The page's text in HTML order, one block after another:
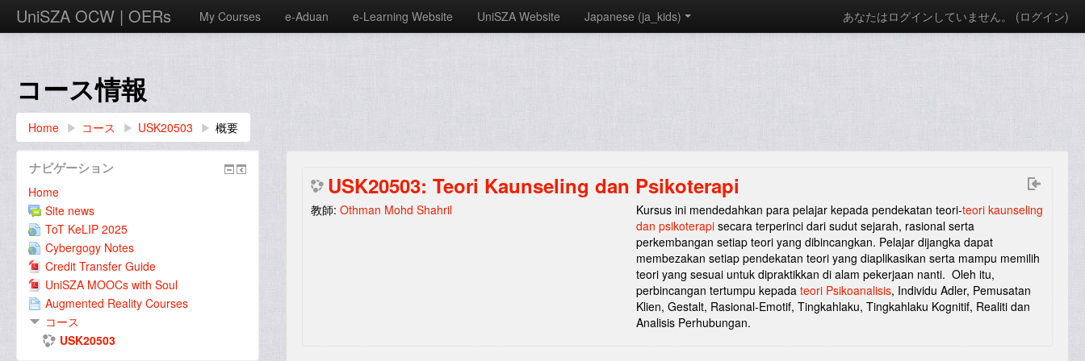
UniSZA OCW | OERs あなたはログインしていません。 (ログイン)
My Courses e-Aduan e-Learning Website UniSZA Website Japanese ‎(ja_kids)‎
コース情報
Home ▶︎ コース ▶︎ USK20503 ▶︎ 概要
USK20503: Teori Kaunseling dan Psikoterapi
Kursus ini mendedahkan para pelajar kepada pendekatan teori-teori kaunseling
dan psikoterapi secara terperinci dari sudut sejarah, rasional serta
perkembangan setiap teori yang dibincangkan. Pelajar dijangka dapat
membezakan setiap pendekatan teori yang diaplikasikan serta mampu memilih
teori yang sesuai untuk dipraktikkan di alam pekerjaan nanti. Oleh itu,
perbincangan tertumpu kepadateori Psikoanalisis, Individu Adler, Pemusatan
Klien, Gestalt, Rasional-Emotif, Tingkahlaku, Tingkahlaku Kognitif, Realiti dan
Analisis Perhubungan.
教師:Othman Mohd Shahril
ナビゲーション
Home
Site news
ToT KeLIP 2025
Cybergogy Notes
Credit Transfer Guide
UniSZA MOOCs with Soul
Augmented Reality Courses
コース
USK20503